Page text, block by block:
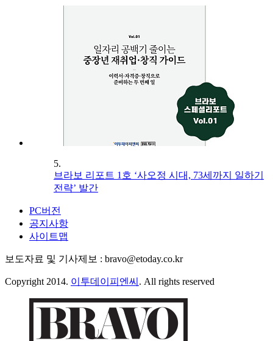
5.
브라보 리포트 1호 ‘사오정 시대, 73세까지 일하기
전략’ 발간
PC버전
공지사항
사이트맵
보도자료 및 기사제보 : bravo@etoday.co.kr
Copyright 2014. 이투데이피엔씨 . All rights reserved